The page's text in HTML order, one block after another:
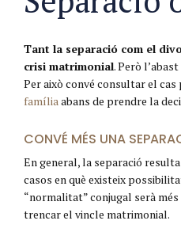
Tant la separació com el
crisi matrimonial. Però
Per això convé consultar el
famíliaabans de prendre la
CONVÉ MÉS UNA
En general, la separació
casos en què existeix
“normalitat” conjugal serà
trencar el vincle matrimonial.